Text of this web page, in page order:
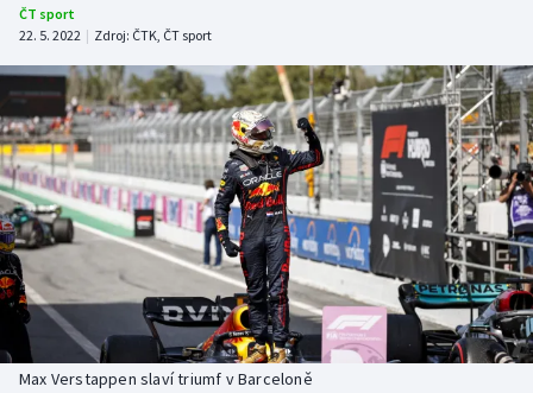
Atletika
Cyklistika
DALŠÍ SPORTY
Americký fotbal
Baseball a softbal
Basketbal
Biatlon
NEPŘEHLÉDNĚTE
Historické návraty
Aplikace ČT sport
ČT sport
22. 5. 2022 | Zdroj: ČTK, ČT sport
Max Verstappen slaví triumf v Barceloně